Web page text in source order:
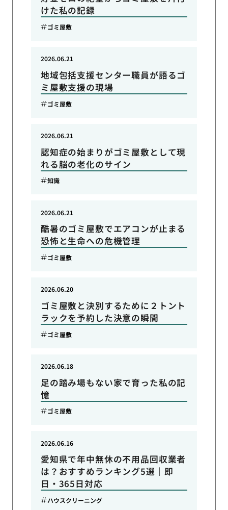
けた私の記録
ゴミ屋敷
地域包括支援センター職員が語るゴ
ミ屋敷支援の現場
2026.06.21
ゴミ屋敷
認知症の始まりがゴミ屋敷として現
れる脳の老化のサイン
2026.06.21
知識
酷暑のゴミ屋敷でエアコンが止まる
恐怖と生命への危機管理
2026.06.21
ゴミ屋敷
ゴミ屋敷と決別するために２トント
ラックを予約した決意の瞬間
2026.06.20
ゴミ屋敷
足の踏み場もない家で育った私の記
憶
2026.06.18
ゴミ屋敷
愛知県で年中無休の不用品回収業者
は？おすすめランキング5選｜即
日・365日対応
2026.06.16
ハウスクリーニング